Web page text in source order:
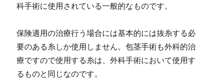
科手術に使用されている一般的なものです。
保険適用の治療行う場合には基本的には抜糸する必
要のある糸しか使用しません。包茎手術も外科的治
療ですので使用する糸は、外科手術において使用す
るものと同じなのです。